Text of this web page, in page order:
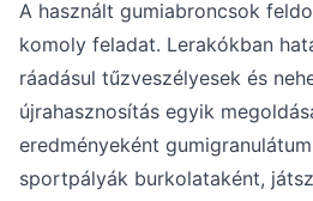
A használt gumiabroncsok
komoly feladat. Lerakókban
ráadásul tűzveszélyesek és
újrahasznosítás egyik
eredményeként
sportpályák burkolataként,